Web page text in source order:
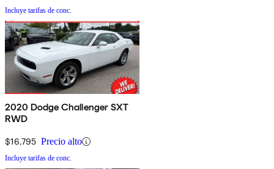
Incluye tarifas de conc.
2020 Dodge Challenger SXT
RWD
$16,795 Precio alto
Incluye tarifas de conc.